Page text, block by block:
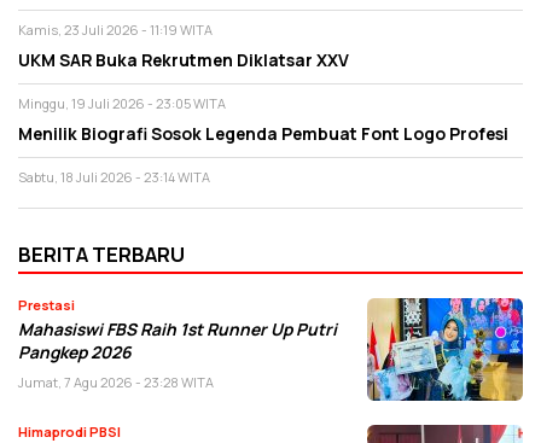
Kamis, 23 Juli 2026 - 11:19 WITA
UKM SAR Buka Rekrutmen Diklatsar XXV
Minggu, 19 Juli 2026 - 23:05 WITA
Menilik Biografi Sosok Legenda Pembuat Font Logo Profesi
Sabtu, 18 Juli 2026 - 23:14 WITA
BERITA TERBARU
Prestasi
Mahasiswi FBS Raih 1st Runner Up Putri
Pangkep 2026
Jumat, 7 Agu 2026 - 23:28 WITA
Himaprodi PBSI